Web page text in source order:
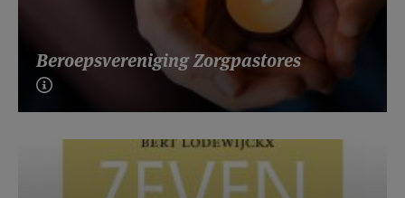
Beroepsvereniging Zorgpastores